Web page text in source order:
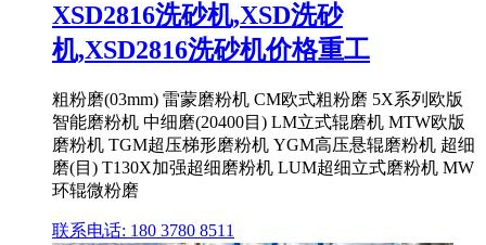
XSD2816洗砂机,XSD洗砂
机,XSD2816洗砂机价格重工
粗粉磨(03mm) 雷蒙磨粉机 CM欧式粗粉磨 5X系列欧版
智能磨粉机 中细磨(20400目) LM立式辊磨机 MTW欧版
磨粉机 TGM超压梯形磨粉机 YGM高压悬辊磨粉机 超细
磨(目) T130X加强超细磨粉机 LUM超细立式磨粉机 MW
环辊微粉磨
联系电话: 180 3780 8511